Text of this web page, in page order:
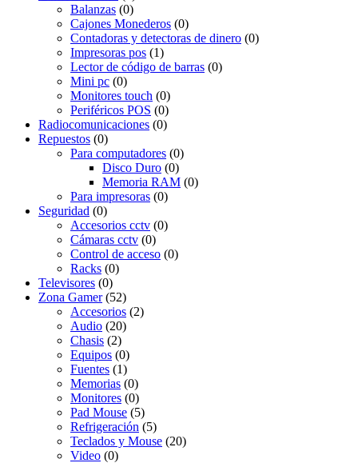
Balanzas (0)
Cajones Monederos (0)
Contadoras y detectoras de dinero (0)
Impresoras pos (1)
Lector de código de barras (0)
Mini pc (0)
Monitores touch (0)
Periféricos POS (0)
Radiocomunicaciones (0)
Repuestos (0)
Para computadores (0)
Disco Duro (0)
Memoria RAM (0)
Para impresoras (0)
Seguridad (0)
Accesorios cctv (0)
Cámaras cctv (0)
Control de acceso (0)
Racks (0)
Televisores (0)
Zona Gamer (52)
Accesorios (2)
Audio (20)
Chasis (2)
Equipos (0)
Fuentes (1)
Memorias (0)
Monitores (0)
Pad Mouse (5)
Refrigeración (5)
Teclados y Mouse (20)
Video (0)